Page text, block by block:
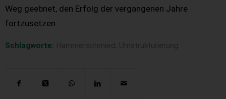
Weg geebnet, den Erfolg der vergangenen Jahre
fortzusetzen.
Schlagworte: